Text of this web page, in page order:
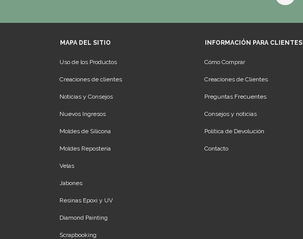
MAPA DEL SITIO
Uso de los Productos
Creaciones de clientes
Noticias y Consejos
Nuevos Ingresos
Moldes de Silicona
Moldes Repostería
Velas
Jabones
Resinas Epoxi y UV
Diamond Painting
Scrapbooking
INFORMACIÓN PARA CLIENTES
Cómo Comprar
Creaciones de Clientes
Preguntas Frecuentes
Consejos y noticias
Política de Devolución
Contacto